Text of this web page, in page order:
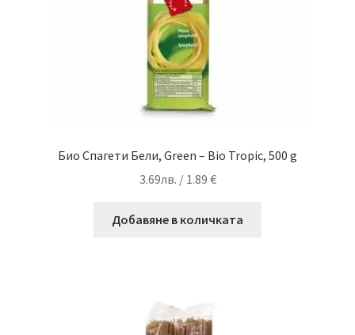
Био Спагети Бели, Green – Bio Tropic, 500 g
3.69лв. / 1.89 €
Добавяне в количката